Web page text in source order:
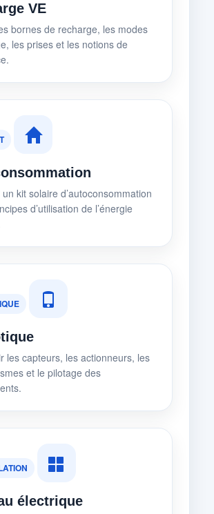
VE
bornes de recharge, les modes
les prises et les notions de
kit solaire d’autoconsommation
d’utilisation de l’énergie
les capteurs, les actionneurs, les
et le pilotage des
électrique